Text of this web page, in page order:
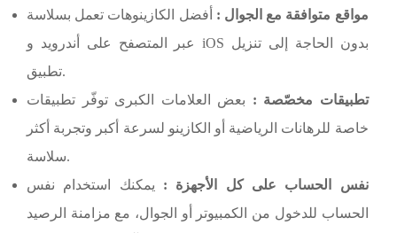
مواقع متوافقة مع الجوال : أفضل الكازينوهات تعمل بسلاسة
عبر المتصفح على أندرويد و iOS بدون الحاجة إلى تنزيل
تطبيق.
تطبيقات مخصّصة : بعض العلامات الكبرى توفّر تطبيقات
خاصة للرهانات الرياضية أو الكازينو لسرعة أكبر وتجربة أكثر
سلاسة.
نفس الحساب على كل الأجهزة : يمكنك استخدام نفس
الحساب للدخول من الكمبيوتر أو الجوال، مع مزامنة الرصيد